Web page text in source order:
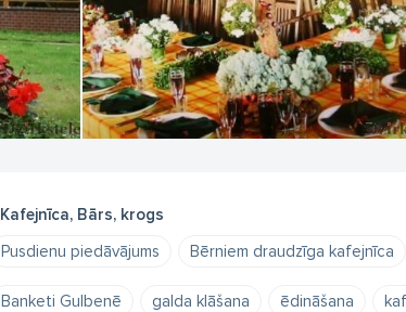
Kafejnīca, Bārs, krogs
Pusdienu piedāvājums Bērniem draudzīga kafejnīca
Banketi Gulbenē galda klāšana ēdināšana